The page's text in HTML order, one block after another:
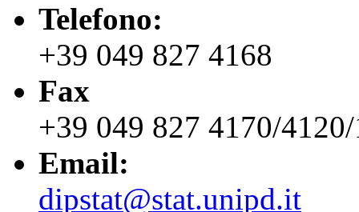
Telefono:
+39 049 827 4168
Fax
+39 049 827 4170/
Email:
dipstat@stat.unipd.it